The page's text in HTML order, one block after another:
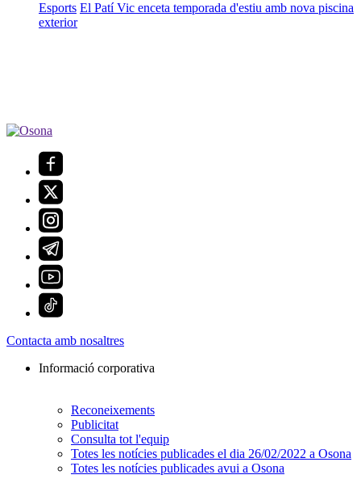
Esports El Patí Vic enceta temporada d'estiu amb nova piscina
exterior
Contacta amb nosaltres
Informació corporativa
Reconeixements
Publicitat
Consulta tot l'equip
Totes les notícies publicades el dia 26/02/2022 a Osona
Totes les notícies publicades avui a Osona